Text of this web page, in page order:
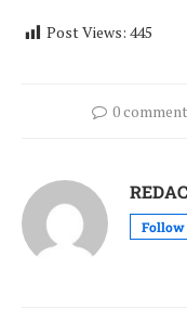
Post Views: 445
0
Follow